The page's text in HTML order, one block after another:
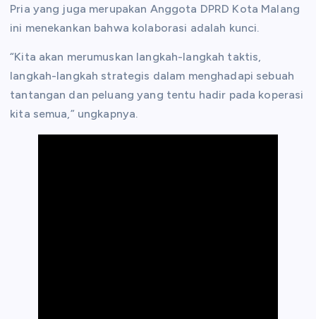
Pria yang juga merupakan Anggota DPRD Kota Malang
ini menekankan bahwa kolaborasi adalah kunci.
“Kita akan merumuskan langkah-langkah taktis,
langkah-langkah strategis dalam menghadapi sebuah
tantangan dan peluang yang tentu hadir pada koperasi
kita semua,” ungkapnya.